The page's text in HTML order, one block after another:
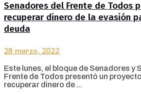
Senadores del Frente de Todos
recuperar dinero de la evasión
deuda
28 marzo, 2022
Este lunes, el bloque de Senadores y
Frente de Todos presentó un
recuperar dinero de ...